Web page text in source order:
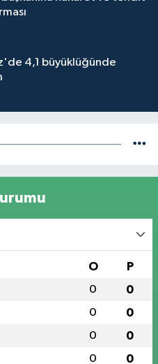
4,1 büyüklüğünde
O P
0 0
0 0
0 0
0 0
0 0